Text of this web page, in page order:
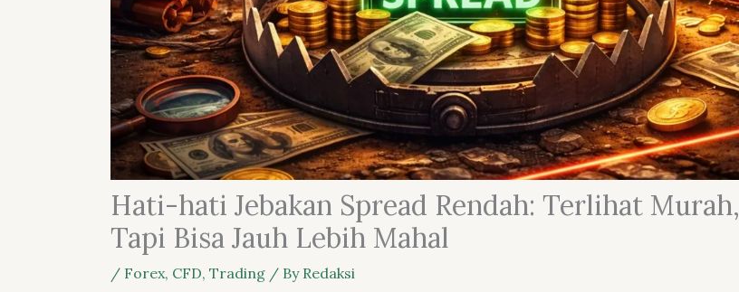
Hati-hati Jebakan Spread Rendah: Terlihat Murah,
Tapi Bisa Jauh Lebih Mahal
/ Forex, CFD, Trading/ By Redaksi